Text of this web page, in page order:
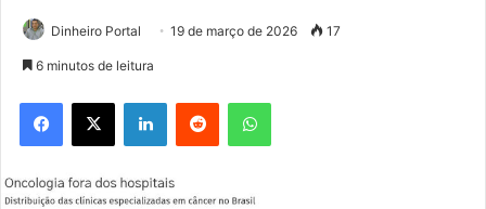
Dinheiro Portal 19 de março de 2026 17
6 minutos de leitura
Facebook
X LinkedinReddit WhatsApp